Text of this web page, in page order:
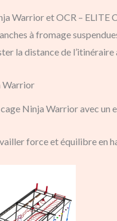
Warrior et OCR –
à fromage
la distance de
Warrior
Ninja Warrior avec un
force et équilibre en